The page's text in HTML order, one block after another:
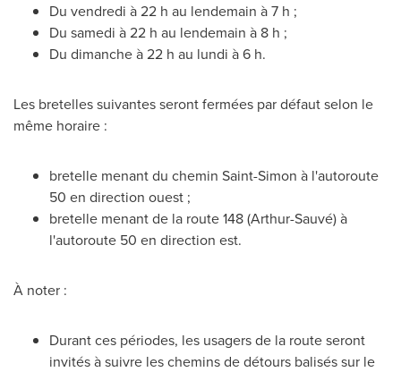
Du vendredi à 22 h au lendemain à 7 h ;
Du samedi à 22 h au lendemain à 8 h ;
Du dimanche à 22 h au lundi à 6 h.
Les bretelles suivantes seront fermées par défaut selon le
même horaire :
bretelle menant du chemin Saint-Simon à l'autoroute
50 en direction ouest ;
bretelle menant de la route 148 (Arthur-Sauvé) à
l'autoroute 50 en direction est.
À noter :
Durant ces périodes, les usagers de la route seront
invités à suivre les chemins de détours balisés sur le